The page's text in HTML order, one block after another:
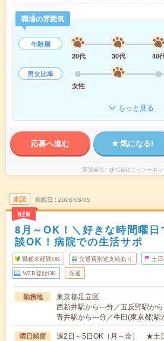
職場の雰囲気
年齢層
20代
30代 40
男女比率
女性
もっと見る
応募へ進む 気になる!
派遣会社 株式会社ニッソーネ
未読
NEW
掲載日 2026/08/05
8月～OK！＼好きな時間曜日
談OK！病院での生活サポ
職種未経験OK 交通費別途支給あり 土
WEB登録OK 派遣
勤務地
東京都足立区
西新井駅から---分／五反野駅か
青井駅から---分／牛田(東京都)駅
曜日頻度 週2日～5日OK（月～金） ★土